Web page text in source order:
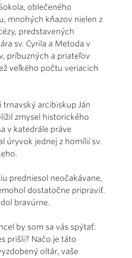
oblečeného
mnohých kňazov nielen z
predstavených
sv. Cyrila a Metoda v
príbuzných a priateľov
veľkého počtu veriacich
trnavský arcibiskup Ján
zmysel historického
v katedrále práve
úryvok jednej z homílií sv.
predniesol neočakávane,
dostatočne pripraviť.
bravúrne.
by som sa vás spýtať:
prišli? Načo je táto
oltár, vaše